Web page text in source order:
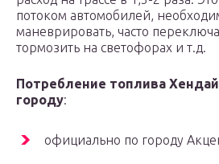
потоком автомобилей,
маневрировать, часто
тормозить на светофорах и т.д.
Потребление топлива
городу:
официально по городу